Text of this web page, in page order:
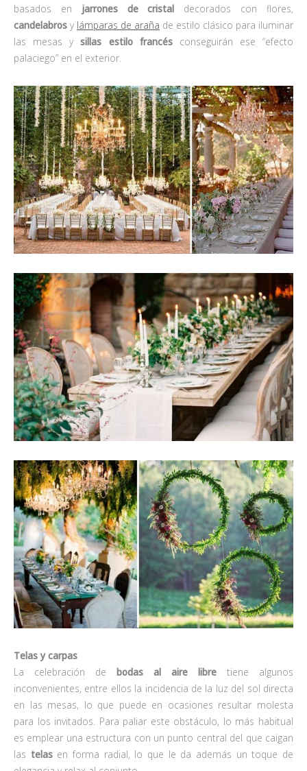
basados en jarrones de cristal decorados con flores,
candelabros y lámparas de araña de estilo clásico para iluminar
las mesas ysillas estilo francésconseguirán ese “efecto
palaciego” en el exterior.
Telas y carpas
La celebración de bodas al aire libre tiene algunos
inconvenientes, entre ellos la incidencia de la luz del sol directa
en las mesas, lo que puede en ocasiones resultar molesta
para los invitados. Para paliar este obstáculo, lo más habitual
es emplear una estructura con un punto central del que caigan
las telasen forma radial, lo que le da además un toque de